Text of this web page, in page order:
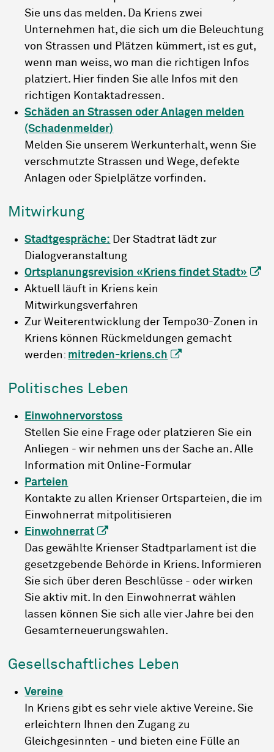
Sie uns das melden. Da Kriens zwei
Unternehmen hat, die sich um die Beleuchtung
von Strassen und Plätzen kümmert, ist es gut,
wenn man weiss, wo man die richtigen Infos
platziert. Hier finden Sie alle Infos mit den
richtigen Kontaktadressen.
Schäden an Strassen oder Anlagen melden
(Schadenmelder)
Melden Sie unserem Werkunterhalt, wenn Sie
verschmutzte Strassen und Wege, defekte
Anlagen oder Spielplätze vorfinden.
Mitwirkung
Stadtgespräche: Der Stadtrat lädt zur
Dialogveranstaltung
Ortsplanungsrevision «Kriens findet Stadt»
Aktuell läuft in Kriens kein
Mitwirkungsverfahren
Zur Weiterentwicklung der Tempo30-Zonen in
Kriens können Rückmeldungen gemacht
werden: mitreden-kriens.ch
Politisches Leben
Einwohnervorstoss
Stellen Sie eine Frage oder platzieren Sie ein
Anliegen - wir nehmen uns der Sache an. Alle
Information mit Online-Formular
Parteien
Kontakte zu allen Krienser Ortsparteien, die im
Einwohnerrat mitpolitisieren
Einwohnerrat
Das gewählte Krienser Stadtparlament ist die
gesetzgebende Behörde in Kriens. Informieren
Sie sich über deren Beschlüsse - oder wirken
Sie aktiv mit. In den Einwohnerrat wählen
lassen können Sie sich alle vier Jahre bei den
Gesamterneuerungswahlen.
Gesellschaftliches Leben
Vereine
In Kriens gibt es sehr viele aktive Vereine. Sie
erleichtern Ihnen den Zugang zu
Gleichgesinnten - und bieten eine Fülle an